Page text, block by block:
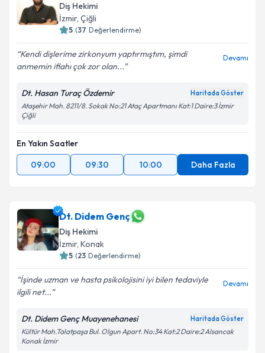
Diş Hekimi
İzmir, Çiğli
5 (37 Değerlendirme)
Kendi dişlerime zirkonyum yaptırmıştım, şimdi
anmemin iflahı çok zor olan...
Devamı
Dt. Hasan Turaç Özdemir Haritada Göster
Ataşehir Mah. 8211/8. Sokak No:21 Ataç Apartmanı Kat:1 Daire:3 İzmir
Çiğli
En Yakın Saatler
09:00
09:30 10:00 Daha Fazla
Dt. Didem Genç
Diş Hekimi
İzmir, Konak
5 (23 Değerlendirme)
İşinde uzman ve hasta psikolojisini iyi bilen tedaviyle
ilgili net...
Devamı
Dt. Didem Genç Muayenehanesi Haritada Göster
Kültür Mah.Talatpaşa Bul. Olgun Apart. No:34 Kat:2 Daire:2 Alsancak
Konak İzmir